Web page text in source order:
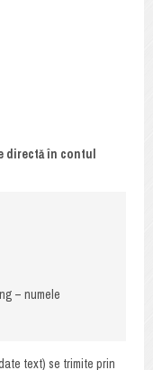
directă în contul
– numele
text) se trimite prin